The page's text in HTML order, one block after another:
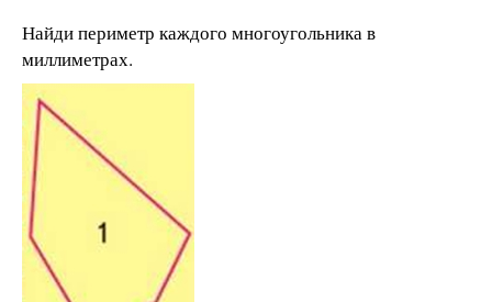
Найди периметр каждого многоугольника в
миллиметрах.